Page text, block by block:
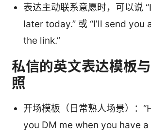
表达主动联系意愿时，可以说
later today.” 或 “I’ll send you
the link.”
私信的英文表达模板
照
开场模板（日常熟人场景）：
you DM me when you have a